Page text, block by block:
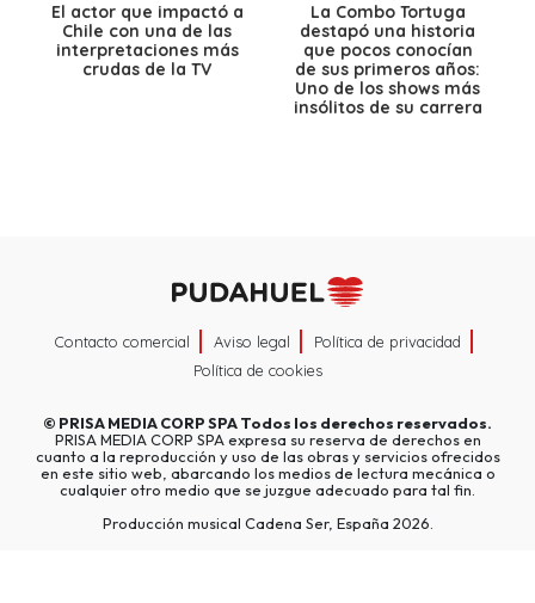
El actor que impactó a
Chile con una de las
interpretaciones más
crudas de la TV
La Combo Tortuga
destapó una historia
que pocos conocían
de sus primeros años:
Uno de los shows más
insólitos de su carrera
Contacto comercial Aviso legal
Política de privacidad
Política de cookies
© PRISA MEDIA CORP SPATodos los derechos reservados.
PRISA MEDIA CORP SPA expresa su reserva de derechos en
cuanto a la reproducción y uso de las obras y servicios ofrecidos
en este sitio web, abarcando los medios de lectura mecánica o
cualquier otro medio que se juzgue adecuado para tal fin.
Producción musical Cadena Ser, España 2026.